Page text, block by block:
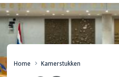
Home Kamerstukken